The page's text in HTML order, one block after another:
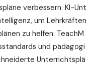
verbessern. KI-Unt
um Lehrkräften
zu helfen. TeachM
und pädagogi
Unterrichtsplä